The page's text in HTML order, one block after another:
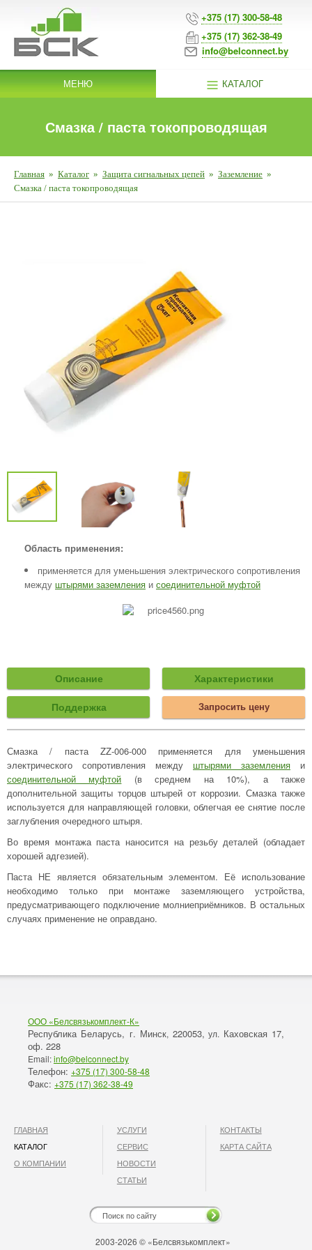
+375 (17) 300-58-48
+375 (17) 362-38-49
info@belconnect.by
МЕНЮ КАТАЛОГ
Смазка / паста токопроводящая
Главная » Каталог » Защита сигнальных цепей » Заземление »
Смазка / паста токопроводящая
Область применения:
применяется для уменьшения электрического сопротивления
между штырями заземления и соединительной муфтой
Описание Характеристики
Поддержка Запросить цену
Смазка / паста ZZ-006-000 применяется для уменьшения
электрического сопротивления между штырями заземления и
соединительной муфтой (в среднем на 10%), а также
дополнительной защиты торцов штырей от коррозии. Смазка также
используется для направляющей головки, облегчая ее снятие после
заглубления очередного штыря.
Во время монтажа паста наносится на резьбу деталей (обладает
хорошей адгезией).
Паста НЕ является обязательным элементом. Её использование
необходимо только при монтаже заземляющего устройства,
предусматривающего подключение молниеприёмников. В остальных
случаях применение не оправдано.
ООО «Белсвязькомплект-К»
Республика Беларусь, г. Минск, 220053, ул. Каховская 17,
оф. 228
Email:info@belconnect.by
Телефон: +375 (17) 300-58-48
Факс: +375 (17) 362-38-49
ГЛАВНАЯ
КАТАЛОГ
О КОМПАНИИ
УСЛУГИ
СЕРВИС
НОВОСТИ
СТАТЬИ
КОНТАКТЫ
КАРТА САЙТА
2003-2026 © «Белсвязькомплект»